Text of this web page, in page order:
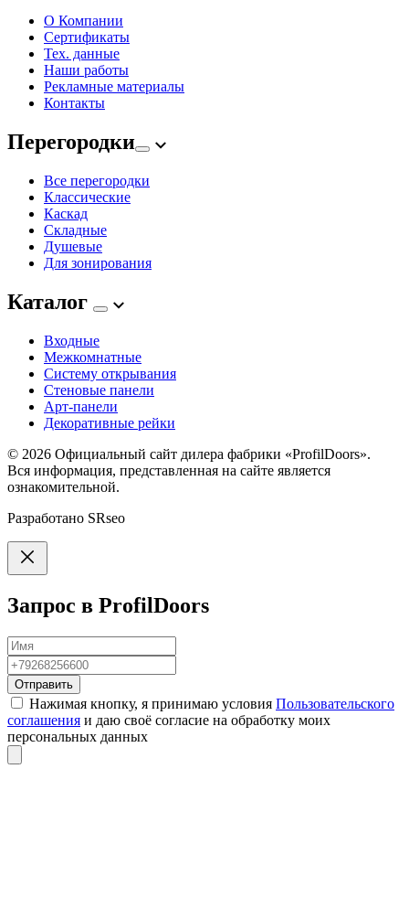
О Компании
Сертификаты
Тех. данные
Наши работы
Рекламные материалы
Контакты
Перегородки
Все перегородки
Классические
Каскад
Складные
Душевые
Для зонирования
Каталог
Входные
Межкомнатные
Систему открывания
Стеновые панели
Арт-панели
Декоративные рейки
© 2026 Официальный сайт дилера фабрики «ProfilDoors».
Вся информация, представленная на сайте является
ознакомительной.
Разработано SRseo
Запрос в ProfilDoors
Отправить
Нажимая кнопку, я принимаю условия Пользовательского
соглашения и даю своё согласие на обработку моих
персональных данных